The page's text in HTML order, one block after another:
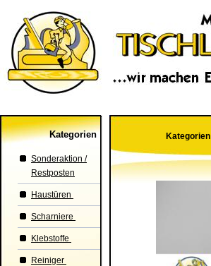
Kategorien
Sonderaktion /
Restposten
Haustüren
Scharniere
Klebstoffe
Reiniger
Kategorien